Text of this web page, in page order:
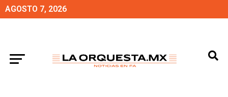
AGOSTO 7, 2026